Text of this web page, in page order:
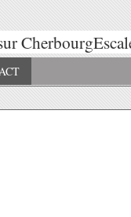
CherbourgEscale